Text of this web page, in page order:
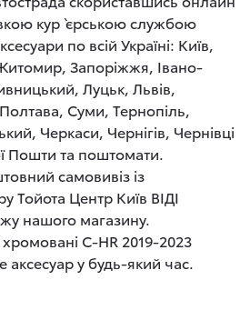
кур`єрською службою
по всій Україні: Київ,
Запоріжжя, Івано-
Луцьк, Львів,
Суми, Тернопіль,
Черкаси, Чернігів, Чернівці
Пошти та поштомати.
самовивіз із
Тойота Центр Київ ВІДІ
нашого магазину.
C-HR 2019-2023
аксесуар у будь-який час.